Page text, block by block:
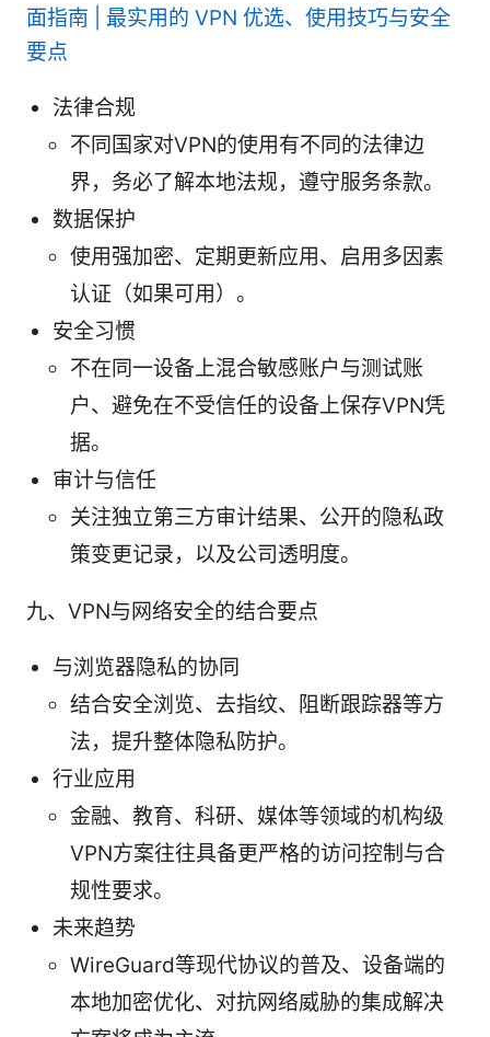
面指南 | 最实用的 VPN 优选、使用技巧与安全
要点
法律合规
不同国家对VPN的使用有不同的法律边
界，务必了解本地法规，遵守服务条款。
数据保护
使用强加密、定期更新应用、启用多因素
认证（如果可用）。
安全习惯
不在同一设备上混合敏感账户与测试账
户、避免在不受信任的设备上保存VPN凭
据。
审计与信任
关注独立第三方审计结果、公开的隐私政
策变更记录，以及公司透明度。
九、VPN与网络安全的结合要点
与浏览器隐私的协同
结合安全浏览、去指纹、阻断跟踪器等方
法，提升整体隐私防护。
行业应用
金融、教育、科研、媒体等领域的机构级
VPN方案往往具备更严格的访问控制与合
规性要求。
未来趋势
WireGuard等现代协议的普及、设备端的
本地加密优化、对抗网络威胁的集成解决